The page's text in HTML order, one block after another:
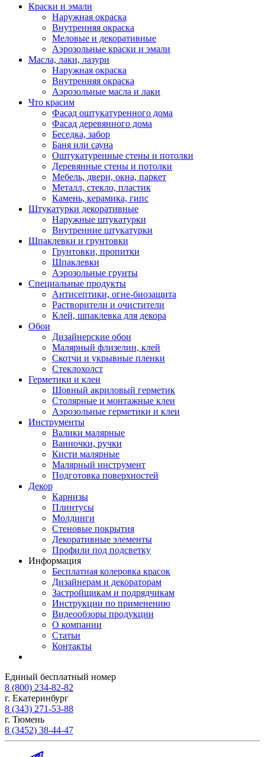
Краски и эмали
Наружная окраска
Внутренняя окраска
Меловые и декоративные
Аэрозольные краски и эмали
Масла, лаки, лазури
Наружная окраска
Внутренняя окраска
Аэрозольные масла и лаки
Что красим
Фасад оштукатуренного дома
Фасад деревянного дома
Беседка, забор
Баня или сауна
Оштукатуренные стены и потолки
Деревянные стены и потолки
Мебель, двери, окна, паркет
Металл, стекло, пластик
Камень, керамика, гипс
Штукатурки декоративные
Наружные штукатурки
Внутренние штукатурки
Шпаклевки и грунтовки
Грунтовки, пропитки
Шпаклевки
Аэрозольные грунты
Специальные продукты
Антисептики, огне-биозащита
Растворители и очистители
Клей, шпаклевка для декора
Обои
Дизайнерские обои
Малярный флизелин, клей
Скотчи и укрывные пленки
Стеклохолст
Герметики и клеи
Шовный акриловый герметик
Столярные и монтажные клеи
Аэрозольные герметики и клеи
Инструменты
Валики малярные
Ванночки, ручки
Кисти малярные
Малярный инструмент
Подготовка поверхностей
Декор
Карнизы
Плинтусы
Молдинги
Стеновые покрытия
Декоративные элементы
Профили под подсветку
Информация
Бесплатная колеровка красок
Дизайнерам и декораторам
Застройщикам и подрядчикам
Инструкции по применению
Видеообзоры продукции
О компании
Статьи
Контакты
Единый бесплатный номер
8 (800) 234-82-82
г. Екатеринбург
8 (343) 271-53-88
г. Тюмень
8 (3452) 38-44-47